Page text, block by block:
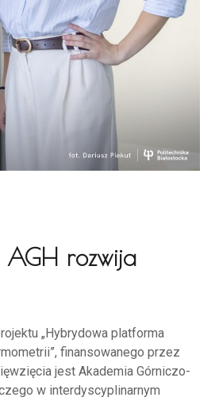
AGH rozwija
„Hybrydowa platforma
finansowanego przez
jest Akademia Górniczo-
w interdyscyplinarnym